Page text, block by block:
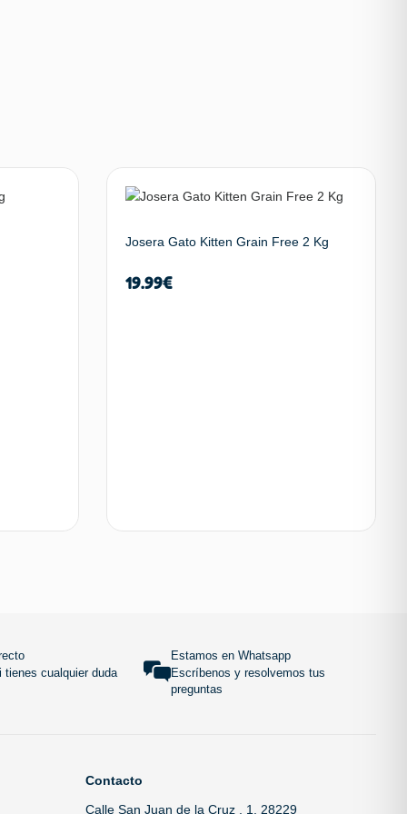
Josera Gato Kitten Grain Free 2 Kg
19.99€
tienes cualquier duda
Estamos en Whatsapp
Escríbenos y resolvemos tus
preguntas
Contacto
Calle San Juan de la Cruz , 1, 28229